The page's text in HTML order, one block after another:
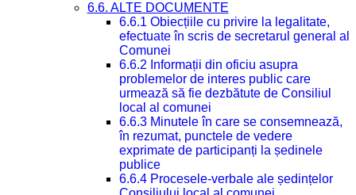
6.6. ALTE DOCUMENTE
6.6.1 Obiecțiile cu privire la legalitate,
efectuate în scris de secretarul general al
Comunei
6.6.2 Informații din oficiu asupra
problemelor de interes public care
urmează să fie dezbătute de Consiliul
local al comunei
6.6.3 Minutele în care se consemnează,
în rezumat, punctele de vedere
exprimate de participanți la ședinele
publice
6.6.4 Procesele-verbale ale ședințelor